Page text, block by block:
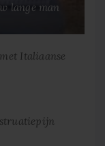
lange man
Italiaanse